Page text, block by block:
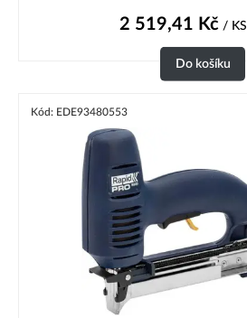
2 519,41 Kč/ KS
Do košíku
Kód: EDE93480553